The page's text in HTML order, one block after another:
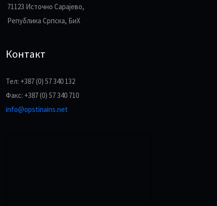
71123 Источно Сарајево,
Република Српска, БиХ
Контакт
Тел: +387 (0) 57 340 132
Факс: +387 (0) 57 340 710
info@opstinains.net